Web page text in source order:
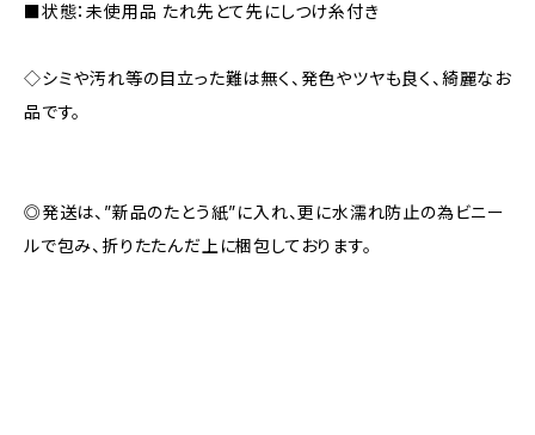
■状態：未使用品 たれ先とて先にしつけ糸付き
◇シミや汚れ等の目立った難は無く、発色やツヤも良く、綺麗なお
品です。
◎発送は、”新品のたとう紙”に入れ、更に水濡れ防止の為ビニー
ルで包み、折りたたんだ上に梱包しております。